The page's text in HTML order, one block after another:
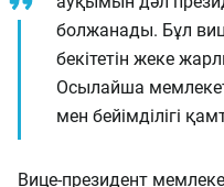
болжанады. Бұл
бекітетін жеке
Осылайша
мен бейімділігі
Вице-президент